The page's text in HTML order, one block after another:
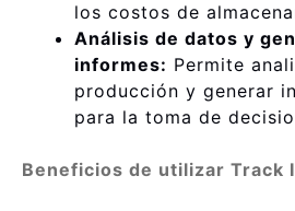
los costos de
Análisis de datos y
informes: Permite
producción y generar
para la toma de
Beneficios de utilizar Track